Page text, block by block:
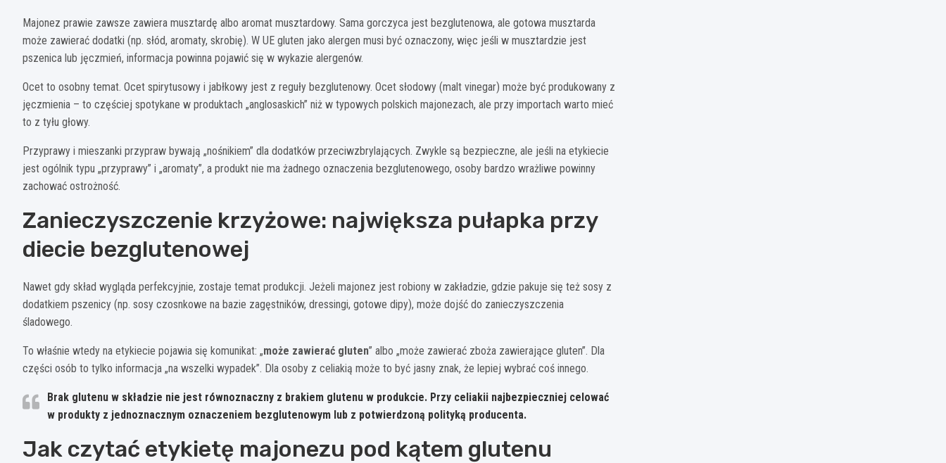
Majonez prawie zawsze zawiera musztardę albo aromat musztardowy. Sama gorczyca jest bezglutenowa, ale gotowa musztarda
może zawierać dodatki (np. słód, aromaty, skrobię). W UE gluten jako alergen musi być oznaczony, więc jeśli w musztardzie jest
pszenica lub jęczmień, informacja powinna pojawić się w wykazie alergenów.
Ocet to osobny temat. Ocet spirytusowy i jabłkowy jest z reguły bezglutenowy. Ocet słodowy (malt vinegar) może być produkowany z
jęczmienia – to częściej spotykane w produktach „anglosaskich” niż w typowych polskich majonezach, ale przy importach warto mieć
to z tyłu głowy.
Przyprawy i mieszanki przypraw bywają „nośnikiem” dla dodatków przeciwzbrylających. Zwykle są bezpieczne, ale jeśli na etykiecie
jest ogólnik typu „przyprawy” i „aromaty”, a produkt nie ma żadnego oznaczenia bezglutenowego, osoby bardzo wrażliwe powinny
zachować ostrożność.
Zanieczyszczenie krzyżowe: największa pułapka przy
diecie bezglutenowej
Nawet gdy skład wygląda perfekcyjnie, zostaje temat produkcji. Jeżeli majonez jest robiony w zakładzie, gdzie pakuje się też sosy z
dodatkiem pszenicy (np. sosy czosnkowe na bazie zagęstników, dressingi, gotowe dipy), może dojść do zanieczyszczenia
śladowego.
To właśnie wtedy na etykiecie pojawia się komunikat: „może zawierać gluten” albo „może zawierać zboża zawierające gluten”. Dla
części osób to tylko informacja „na wszelki wypadek”. Dla osoby z celiakią może to być jasny znak, że lepiej wybrać coś innego.
Brak glutenu w składzie nie jest równoznaczny z brakiem glutenu w produkcie. Przy celiakii najbezpieczniej celować
w produkty z jednoznacznym oznaczeniem bezglutenowym lub z potwierdzoną polityką producenta.
Jak czytać etykietę majonezu pod kątem glutenu